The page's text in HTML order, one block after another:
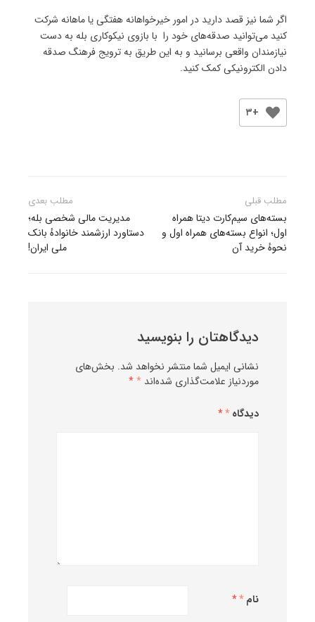
اگر شما نیز قصد دارید در امور خیرخواهانه هفتگی یا ماهانه شرکت
کنید می‌توانید صدقه‌های خود را با بازوی نیکوکاری بله به دست
نیازمندان واقعی برسانید و به این طریق به ترویج فرهنگ صدقه
‌دادن الکترونیکی کمک کنید.
+۳
راهبری
نوشته
مطلب قبلی
بسته‌های سیم‌کارت دیتا همراه
اول؛ انواع بسته‌های همراه اول و
نحوهٔ خرید آن
مطلب بعدی
مدیریت مالی شخصی بله؛
دستاورد ارزشمند خانوادهٔ بانک
ملی ایران!
دیدگاهتان را بنویسید
نشانی ایمیل شما منتشر نخواهد شد. بخش‌های
موردنیاز علامت‌گذاری شده‌اند *
دیدگاه*
نام*